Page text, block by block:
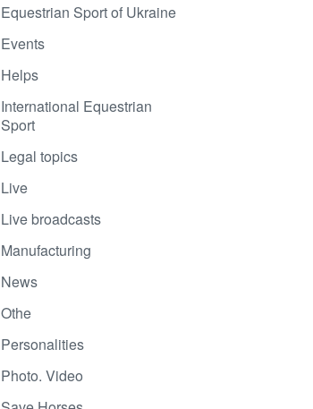
Equestrian Sport of Ukraine
Events
Helps
International Equestrian
Sport
Legal topics
Live
Live broadcasts
Manufacturing
News
Othe
Personalities
Photo. Video